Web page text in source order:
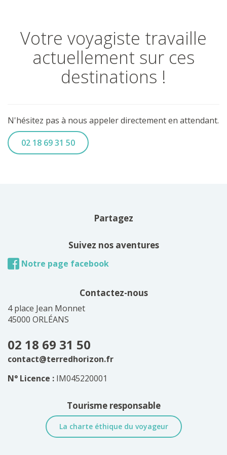
Votre voyagiste travaille
actuellement sur ces
destinations !
N'hésitez pas à nous appeler directement en attendant.
02 18 69 31 50
Partagez
Suivez nos aventures
Notre page facebook
Contactez-nous
4 place Jean Monnet
45000 ORLÉANS
02 18 69 31 50
contact@terredhorizon.fr
N° Licence : IM045220001
Tourisme responsable
La charte éthique du voyageur